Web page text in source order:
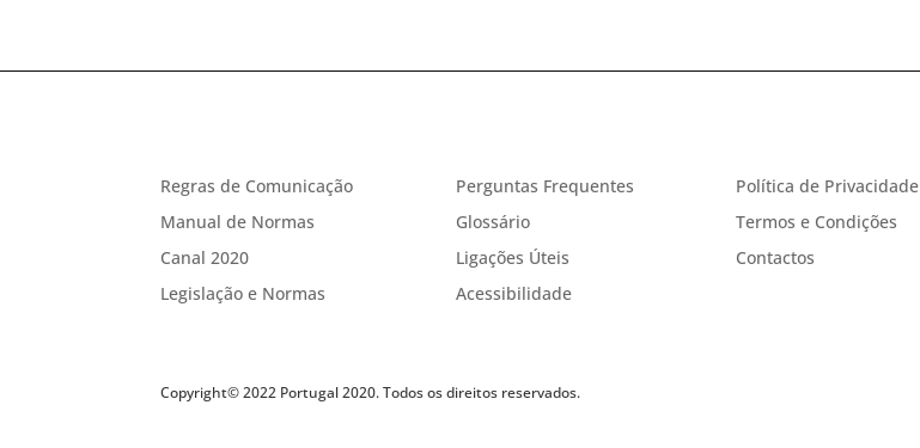
Regras de Comunicação
Manual de Normas
Canal 2020
Legislação e Normas
Perguntas Frequentes
Glossário
Ligações Úteis
Acessibilidade
Política de Privacidade
Termos e Condições
Contactos
Copyright© 2022 Portugal 2020. Todos os direitos reservados.